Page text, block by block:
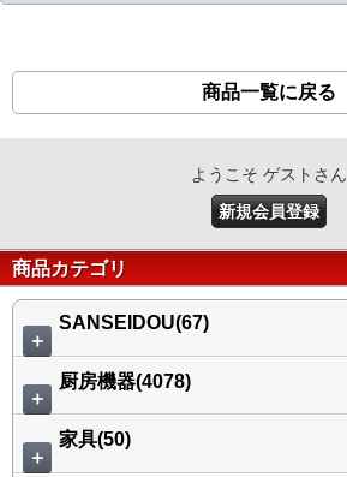
商品一覧に戻る
ようこそ ゲストさん
新規会員登録
商品カテゴリ
＋
SANSEIDOU(67)
＋
厨房機器(4078)
＋
家具(50)